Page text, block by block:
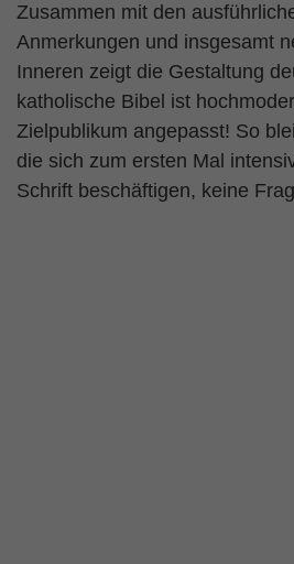
Zusammen mit den
Anmerkungen und insgesamt
Inneren zeigt die Gestaltung
katholische Bibel ist
Zielpublikum angepasst! So
die sich zum ersten Mal
Schrift beschäftigen, keine